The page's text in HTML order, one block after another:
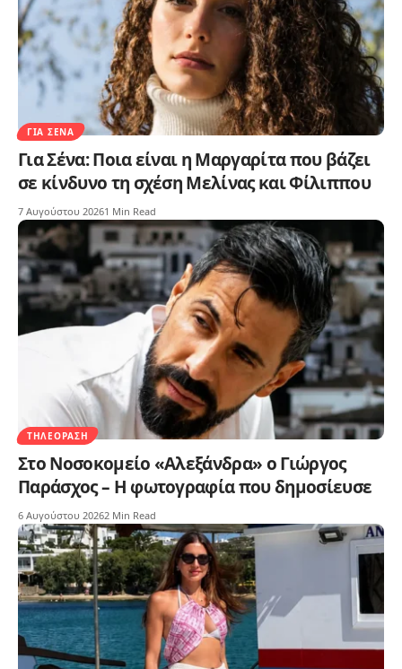
ΓΙΑ ΣΈΝΑ
Για Σένα: Ποια είναι η Μαργαρίτα που βάζει
σε κίνδυνο τη σχέση Μελίνας και Φίλιππου
7 Αυγούστου 20261 Min Read
ΤΗΛΕΌΡΑΣΗ
Στο Νοσοκομείο «Αλεξάνδρα» ο Γιώργος
Παράσχος – Η φωτογραφία που δημοσίευσε
6 Αυγούστου 20262 Min Read